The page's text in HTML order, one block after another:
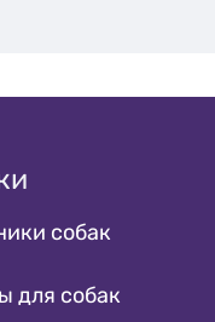
собак
для собак